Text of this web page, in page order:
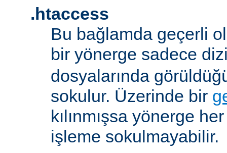
.htaccess
Bu bağlamda geçerli
bir yönerge sadece
dosyalarında
sokulur. Üzerinde bir
kılınmışsa yönerge
işleme sokulmayabilir.